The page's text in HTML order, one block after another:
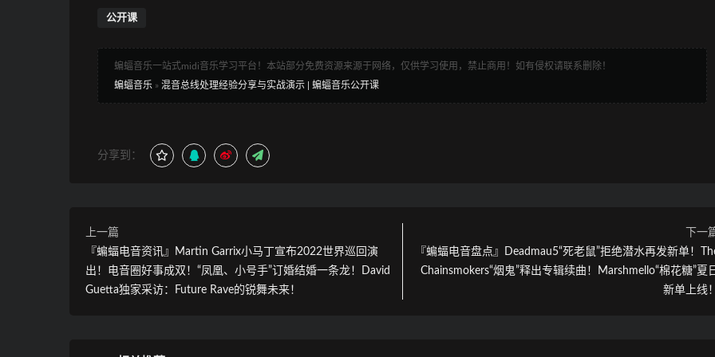
公开课
蝙蝠音乐一站式midi音乐学习平台！本站部分免费资源来源于网络，仅供学习使用，禁止商用！如有侵权请联系删除！
蝙蝠音乐 » 混音总线处理经验分享与实战演示 | 蝙蝠音乐公开课
分享到：
上一篇
『蝙蝠电音资讯』Martin Garrix小马丁宣布2022世界巡回演
出！电音圈好事成双！“凤凰、小号手”订婚结婚一条龙！David
Guetta独家采访：Future Rave的锐舞未来！
下一
『蝙蝠电音盘点』Deadmau5“死老鼠”拒绝潜水再发新单！
Chainsmokers“烟鬼”释出专辑续曲！Marshmello“棉花糖”夏
新单上线！